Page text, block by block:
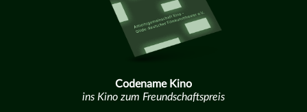
Codename Kino
ins Kino zum Freundschaftspreis